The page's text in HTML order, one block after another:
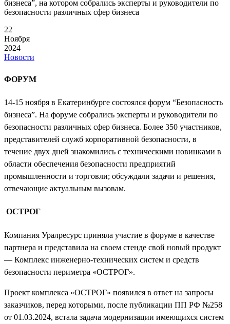
бизнеса”, на котором собрались эксперты и руководители по
безопасности различных сфер бизнеса
22
Ноября
2024
Новости
ФОРУМ
14-15 ноября в Екатеринбурге состоялся форум “Безопасность
бизнеса”. На форуме собрались эксперты и руководители по
безопасности различных сфер бизнеса. Более 350 участников,
представителей служб корпоративной безопасности, в
течение двух дней знакомились с техническими новинками в
области обеспечения безопасности предприятий
промышленности и торговли; обсуждали задачи и решения,
отвечающие актуальным вызовам.
ОСТРОГ
Компания Уралресурс приняла участие в форуме в качестве
партнера и представила на своем стенде свой новый продукт
— Комплекс инженерно-технических систем и средств
безопасности периметра «ОСТРОГ».
Проект комплекса «ОСТРОГ» появился в ответ на запросы
заказчиков, перед которыми, после публикации ПП РФ №258
от 01.03.2024, встала задача модернизации имеющихся систем